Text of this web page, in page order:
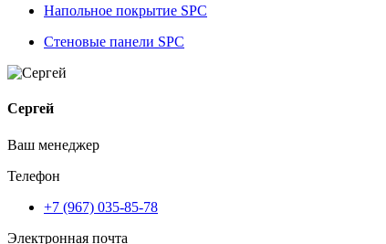
Напольное покрытие SPC
Стеновые панели SPC
Сергей
Ваш менеджер
Телефон
+7 (967) 035-85-78
Электронная почта